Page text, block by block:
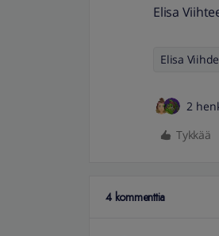
Elisa
Elisa Viihde
2
Tykkää
4 kommenttia